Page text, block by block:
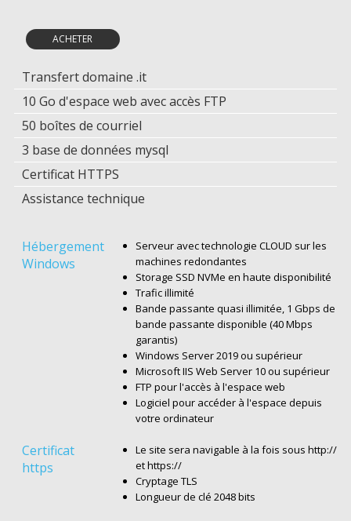
ACHETER
Transfert domaine .it
10 Go d'espace web avec accès FTP
50 boîtes de courriel
3 base de données mysql
Certificat HTTPS
Assistance technique
Hébergement
Windows
Serveur avec technologie CLOUD sur les
machines redondantes
Storage SSD NVMe en haute disponibilité
Trafic illimité
Bande passante quasi illimitée, 1 Gbps de
bande passante disponible (40 Mbps
garantis)
Windows Server 2019 ou supérieur
Microsoft IIS Web Server 10 ou supérieur
FTP pour l'accès à l'espace web
Logiciel pour accéder à l'espace depuis
votre ordinateur
Certificat
https
Le site sera navigable à la fois sous http://
et https://
Cryptage TLS
Longueur de clé 2048 bits